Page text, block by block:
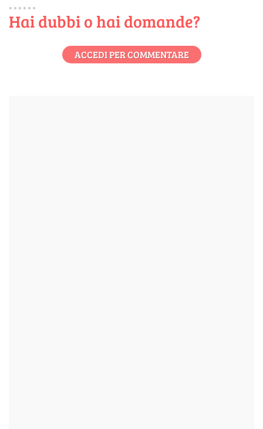
Hai dubbi o hai domande?
ACCEDI PER COMMENTARE